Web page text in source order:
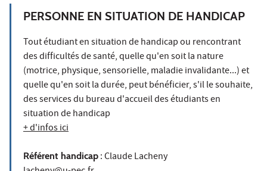
PERSONNE EN SITUATION DE HANDICAP
Tout étudiant en situation de handicap ou rencontrant
des difficultés de santé, quelle qu'en soit la nature
(motrice, physique, sensorielle, maladie invalidante...) et
quelle qu'en soit la durée, peut bénéficier, s'il le souhaite,
des services du bureau d'accueil des étudiants en
situation de handicap
+ d'infos ici
Référent handicap : Claude Lacheny